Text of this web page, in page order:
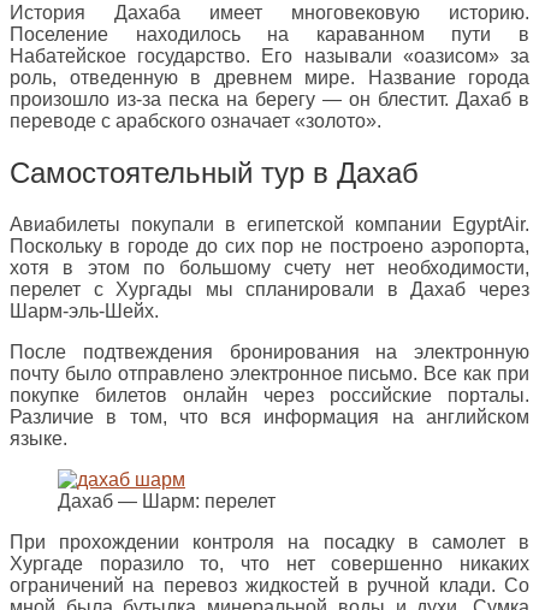
История Дахаба имеет многовековую историю.
Поселение находилось на караванном пути в
Набатейское государство. Его называли «оазисом» за
роль, отведенную в древнем мире. Название города
произошло из-за песка на берегу — он блестит. Дахаб в
переводе с арабского означает «золото».
Самостоятельный тур в Дахаб
Авиабилеты покупали в египетской компании EgyptAir.
Поскольку в городе до сих пор не построено аэропорта,
хотя в этом по большому счету нет необходимости,
перелет с Хургады мы спланировали в Дахаб через
Шарм-эль-Шейх.
После подтвеждения бронирования на электронную
почту было отправлено электронное письмо. Все как при
покупке билетов онлайн через российские порталы.
Различие в том, что вся информация на английском
языке.
Дахаб — Шарм: перелет
При прохождении контроля на посадку в самолет в
Хургаде поразило то, что нет совершенно никаких
ограничений на перевоз жидкостей в ручной клади. Со